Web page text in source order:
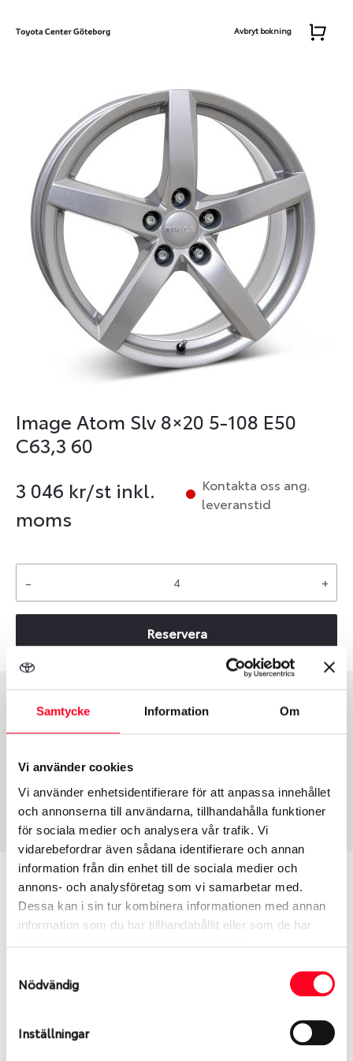
Samtycke Information Om
Vi använder cookies
Vi använder enhetsidentifierare för att anpassa innehållet
och annonserna till användarna, tillhandahålla funktioner
för sociala medier och analysera vår trafik. Vi
vidarebefordrar även sådana identifierare och annan
information från din enhet till de sociala medier och
annons- och analysföretag som vi samarbetar med.
Dessa kan i sin tur kombinera informationen med annan
information som du har tillhandahållit eller som de har
Nödvändig
Inställningar
Avbryt bokning
Image Atom Slv 8×20 5-108 E50
C63,3 60
3 046 kr/st inkl.
moms
Kontakta oss ang.
leveranstid
- +
Reservera
Group
Fälg PV/C LM
Tum
20
50
Centre Diameter
108
Art nummer
6404
Passar denna fälg min bil?
Ange registreringsnummer för att se om den fälg
Ibland kan fälgen ha bytts ut under årens lopp och
inte vara samma dimension som bilen hade ut från